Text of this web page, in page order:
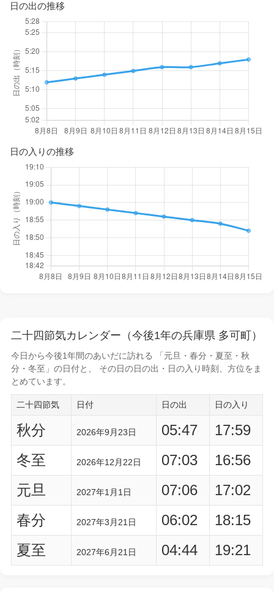
日の出の推移
日の入りの推移
二十四節気カレンダー（今後1年の兵庫県 多可町）
今日から今後1年間のあいだに訪れる 「元旦・春分・夏至・秋
分・冬至」の日付と、 その日の日の出・日の入り時刻
、方位をま
とめています。
二十四節気 日付 日の出 日の入り
秋分 2026年9月23日 05:47
17:59
冬至
2026年12月22日 07:03
16:56
元旦
2027年1月1日 07:06
17:02
春分
2027年3月21日 06:02
18:15
夏至
2027年6月21日 04:44 19:21